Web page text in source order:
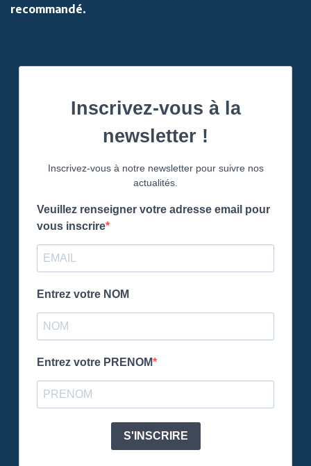
recommandé.
Inscrivez-vous à la
newsletter !
Inscrivez-vous à notre newsletter pour suivre nos
actualités.
Veuillez renseigner votre adresse email pour
vous inscrire
Entrez votre NOM
Entrez votre PRENOM
S'INSCRIRE